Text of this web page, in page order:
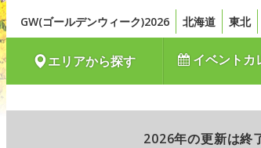
GW(ゴールデンウィーク)2026 北海道 東北
エリアから探す イベントカ
2026年の更新は終